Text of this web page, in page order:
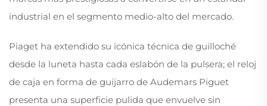
industrial en el segmento medio-alto del mercado.
Piaget ha extendido su icónica técnica de guilloché
desde la luneta hasta cada eslabón de la pulsera; el reloj
de caja en forma de guijarro de Audemars Piguet
presenta una superficie pulida que envuelve sin